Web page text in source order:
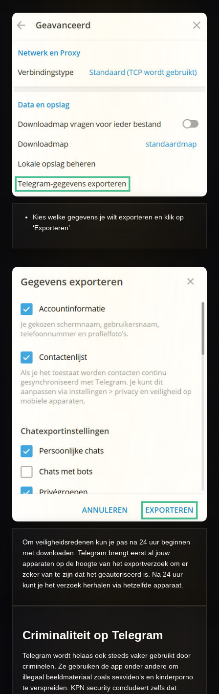
Kies welke gegevens je wilt exporteren en klik op
‘Exporteren’.
Om veiligheidsredenen kun je pas na 24 uur beginnen
met downloaden. Telegram brengt eerst al jouw
apparaten op de hoogte van het exportverzoek om er
zeker van te zijn dat het geautoriseerd is. Na 24 uur
kunt je het verzoek herhalen via hetzelfde apparaat.
Criminaliteit op Telegram
Telegram wordt helaas ook steeds vaker gebruikt door
criminelen. Ze gebruiken de app onder andere om
illegaal beeldmateriaal zoals sexvideo’s en kinderporno
te verspreiden. KPN security concludeert zelfs dat